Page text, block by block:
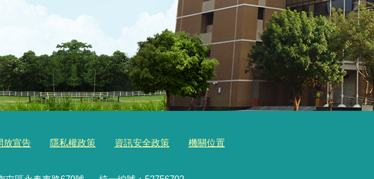
放宣告 隱私權政策 資訊安全政策 機關位置